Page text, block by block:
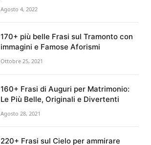
Agosto 4, 2022
170+ più belle Frasi sul Tramonto con
immagini e Famose Aforismi
Ottobre 25, 2021
160+ Frasi di Auguri per Matrimonio:
Le Più Belle, Originali e Divertenti
Agosto 28, 2021
220+ Frasi sul Cielo per ammirare